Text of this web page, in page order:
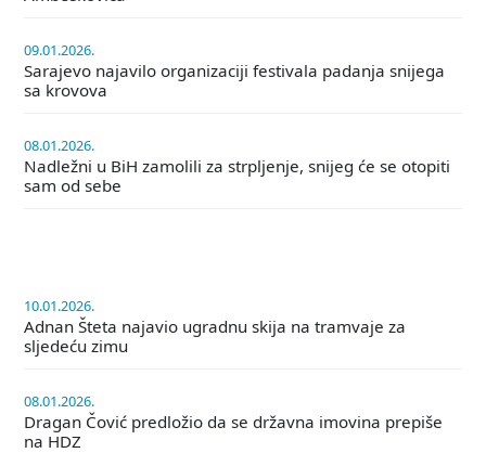
09.01.2026.
Sarajevo najavilo organizaciji festivala padanja snijega
sa krovova
08.01.2026.
Nadležni u BiH zamolili za strpljenje, snijeg će se otopiti
sam od sebe
10.01.2026.
Adnan Šteta najavio ugradnu skija na tramvaje za
sljedeću zimu
08.01.2026.
Dragan Čović predložio da se državna imovina prepiše
na HDZ